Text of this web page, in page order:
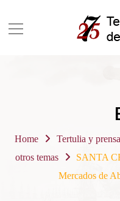
Home Tertulia y
otros temas
SANTA
Mercados de